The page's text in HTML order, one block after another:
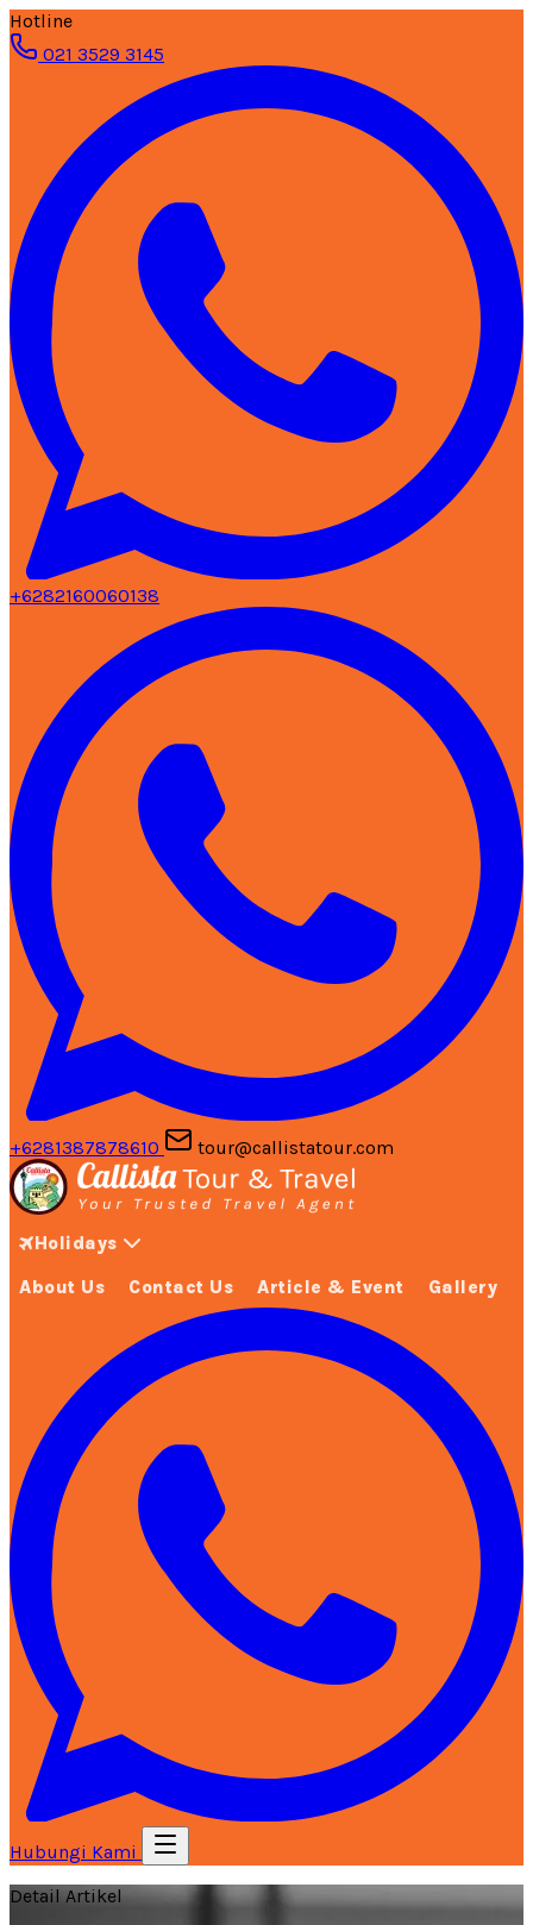
Hotline
021 3529 3145
+6282160060138
+6281387878610 tour@callistatour.com
Holidays
About Us Contact Us Article & Event Gallery
Hubungi Kami
Detail Artikel